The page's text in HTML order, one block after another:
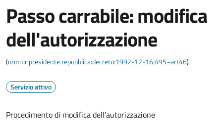
Passo carrabile: modifica
dell'autorizzazione
(urn:nir:presidente.repubblica:decreto:1992-12-16;495~art46)
Servizio attivo
Procedimento di modifica dell'autorizzazione